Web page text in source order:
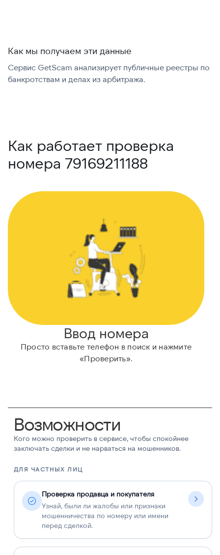
Как мы получаем эти данные
Сервис GetScam анализирует публичные реестры по
банкротствам и делах из арбитража.
Как работает проверка
номера 79169211188
Ввод номера
Просто вставьте телефон в поиск и нажмите
«Проверить».
Возможности
Кого можно проверить в сервисе, чтобы спокойнее
заключать сделки и не нарваться на мошенников.
ДЛЯ ЧАСТНЫХ ЛИЦ
Проверка продавца и покупателя
Узнай, были ли жалобы или признаки
мошенничества по номеру или имени
перед сделкой.